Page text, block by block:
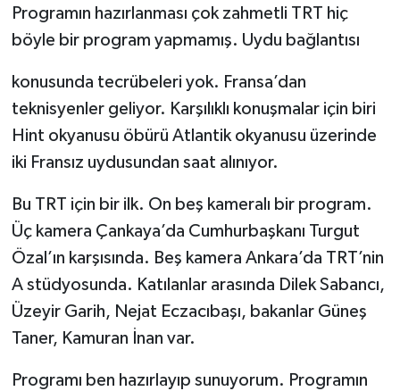
Programın hazırlanması çok zahmetli TRT hiç
böyle bir program yapmamış. Uydu bağlantısı
konusunda tecrübeleri yok. Fransa’dan
teknisyenler geliyor. Karşılıklı konuşmalar için biri
Hint okyanusu öbürü Atlantik okyanusu üzerinde
iki Fransız uydusundan saat alınıyor.
Bu TRT için bir ilk. On beş kameralı bir program.
Üç kamera Çankaya’da Cumhurbaşkanı Turgut
Özal’ın karşısında. Beş kamera Ankara’da TRT’nin
A stüdyosunda. Katılanlar arasında Dilek Sabancı,
Üzeyir Garih, Nejat Eczacıbaşı, bakanlar Güneş
Taner, Kamuran İnan var.
Programı ben hazırlayıp sunuyorum. Programın